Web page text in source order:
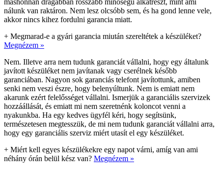
nálunk van raktáron. Nem lesz olcsóbb sem, és ha gond lenne vele,
akkor nincs kihez fordulni garancia miatt.
+ Megmarad-e a gyári garancia miután szereltétek a készüléket?
Megnézem »
Nem. Illetve arra nem tudunk garanciát vállalni, hogy egy általunk
javított készüléket nem javítanak vagy cserélnek később
garanciában. Nagyon sok garanciás telefont javítottunk, amiben
senki nem veszi észre, hogy belenyúltunk. Nem is emiatt nem
akarunk ezért felelősséget vállalni. Ismerjük a garanciális szervizek
hozzáállását, és emiatt mi nem szeretnénk koloncot venni a
nyakunkba. Ha egy kedves ügyfél kéri, hogy segítsünk,
természetesen megtesszük, de mi nem tudunk garanciát vállalni arra,
hogy egy garanciális szerviz miért utasít el egy készüléket.
+ Miért kell egyes készülékekre egy napot várni, amíg van ami
néhány órán belül kész van? Megnézem »